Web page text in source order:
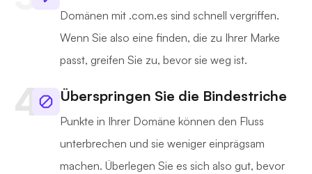
Domänen mit .com.es sind schnell vergriffen.
Wenn Sie also eine finden, die zu Ihrer Marke
passt, greifen Sie zu, bevor sie weg ist.
Überspringen Sie die Bindestriche
Punkte in Ihrer Domäne können den Fluss
unterbrechen und sie weniger einprägsam
machen. Überlegen Sie es sich also gut, bevor